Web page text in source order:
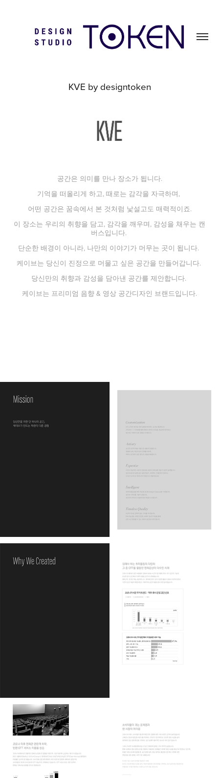
KVE by designtoken
공간은 의미를 만나 장소가 됩니다.
기억을 떠올리게 하고, 때로는 감각을 자극하며,
어떤 공간은 꿈속에서 본 것처럼 낯설고도 매력적이죠.
이 장소는 우리의 취향을 담고, 감각을 깨우며, 감성을 채우는 캔
버스입니다.
단순한 배경이 아니라, 나만의 이야기가 머무는 곳이 됩니다.
케이브는 당신이 진정으로 머물고 싶은 공간을 만들어갑니다.
당신만의 취향과 감성을 담아낸 공간를 제안합니다.
케이브는 프리미엄 음향 & 영상 공간디자인 브랜드입니다.